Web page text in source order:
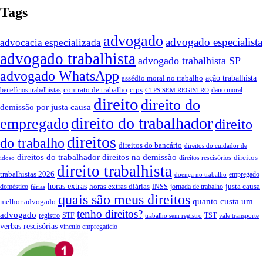
Tags
advocacia especializada advogado advogado especialista
advogado trabalhista advogado trabalhista SP
advogado WhatsApp assédio moral no trabalho ação trabalhista
benefícios trabalhistas contrato de trabalho ctps CTPS SEM REGISTRO dano moral
demissão por justa causa direito direito do
empregado direito do trabalhadordireito
do trabalho direitos direitos do bancário direitos do cuidador de
idoso direitos do trabalhador direitos na demissão direitos rescisórios direitos
trabalhistas 2026 direito trabalhista doença no trabalho empregado
doméstico férias horas extras horas extras diárias INSS jornada de trabalho justa causa
melhor advogado quais são meus direitos quanto custa um
advogado registro STF tenho direitos? trabalho sem registro TST vale transporte
verbas rescisórias vínculo empregatício